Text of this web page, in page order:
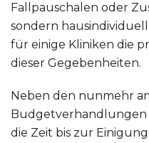
Fallpauschalen oder
sondern
für einige Kliniken die
dieser Gegebenheiten.
Neben den nunmehr
die Zeit bis zur